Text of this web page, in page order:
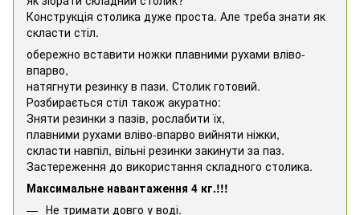
Конструкція столика дуже проста. Але треба знати як
скласти стіл.
обережно вставити ножки плавними рухами вліво-
впарво,
натягнути резинку в пази. Столик готовий.
Розбирається стіл також акуратно:
Зняти резинки з пазів, рослабити їх,
плавними рухами вліво-впарво вийняти ніжки,
скласти навпіл, вільні резинки закинути за паз.
Застереження до використання складного столика.
Максимальне навантаження 4 кг.!!!
Не тримати довго у воді.